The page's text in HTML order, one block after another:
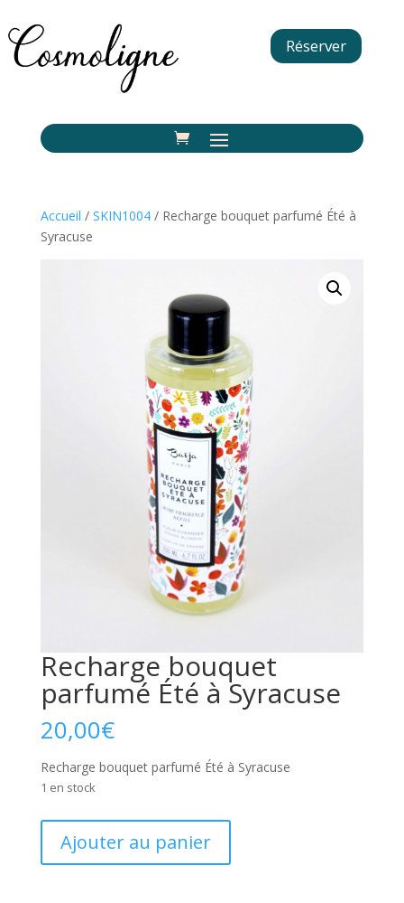
Réserver
Accueil / SKIN1004/ Recharge bouquet parfumé Été à
Syracuse
Recharge bouquet
parfumé Été à Syracuse
20,00€
Recharge bouquet parfumé Été à Syracuse
1 en stock
Recharge
Ajouter au panier